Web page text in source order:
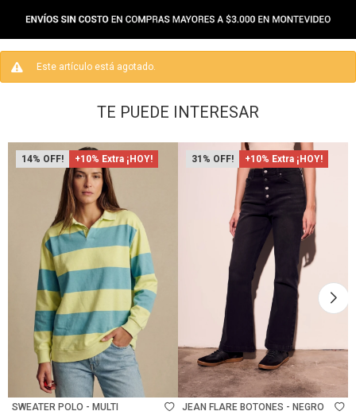
Este artículo está agotado.
TE PUEDE INTERESAR
14 +10% Extra ¡HOY!
Talle
SWEATER POLO - MULTI
31 +10% Extra ¡HOY!
Talle
JEAN FLARE BOTONES - NEGRO